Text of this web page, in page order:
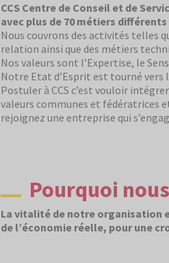
CCS Centre de Conseil et de
avec plus de 70 métiers différents
Nous couvrons des activités telles
relation ainsi que des métiers
Nos valeurs sont l’Expertise, le
Notre Etat d’Esprit est tourné
Postuler à CCS c’est vouloir
valeurs communes et fédératrices
rejoignez une entreprise qui
Pourquoi
La vitalité de notre organisation
de l’économie réelle, pour une